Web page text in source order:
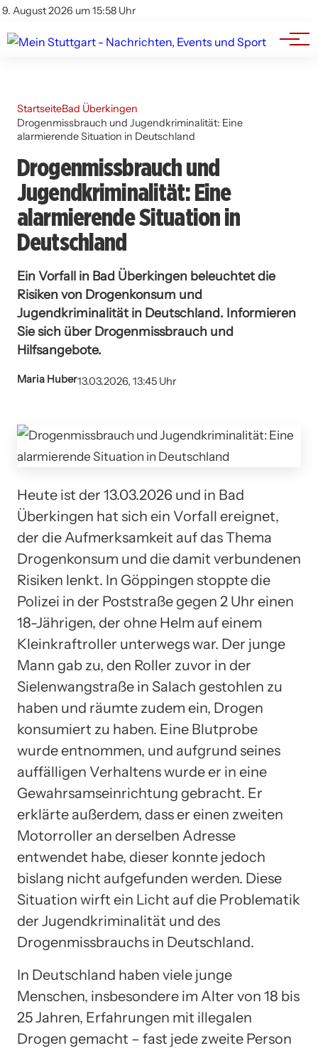
9. August 2026 um 15:58 Uhr
Impressum
Branchenbuch
Werbung
StartseiteBad Überkingen
Drogenmissbrauch und Jugendkriminalität: Eine
alarmierende Situation in Deutschland
Drogenmissbrauch und
Jugendkriminalität: Eine
alarmierende Situation in
Deutschland
Ein Vorfall in Bad Überkingen beleuchtet die
Risiken von Drogenkonsum und
Jugendkriminalität in Deutschland. Informieren
Sie sich über Drogenmissbrauch und
Hilfsangebote.
Maria Huber13.03.2026, 13:45 Uhr
Heute ist der 13.03.2026 und in Bad
Überkingen hat sich ein Vorfall ereignet,
der die Aufmerksamkeit auf das Thema
Drogenkonsum und die damit verbundenen
Risiken lenkt. In Göppingen stoppte die
Polizei in der Poststraße gegen 2 Uhr einen
18-Jährigen, der ohne Helm auf einem
Kleinkraftroller unterwegs war. Der junge
Mann gab zu, den Roller zuvor in der
Sielenwangstraße in Salach gestohlen zu
haben und räumte zudem ein, Drogen
konsumiert zu haben. Eine Blutprobe
wurde entnommen, und aufgrund seines
auffälligen Verhaltens wurde er in eine
Gewahrsamseinrichtung gebracht. Er
erklärte außerdem, dass er einen zweiten
Motorroller an derselben Adresse
entwendet habe, dieser konnte jedoch
bislang nicht aufgefunden werden. Diese
Situation wirft ein Licht auf die Problematik
der Jugendkriminalität und des
Drogenmissbrauchs in Deutschland.
In Deutschland haben viele junge
Menschen, insbesondere im Alter von 18 bis
25 Jahren, Erfahrungen mit illegalen
Drogen gemacht – fast jede zweite Person